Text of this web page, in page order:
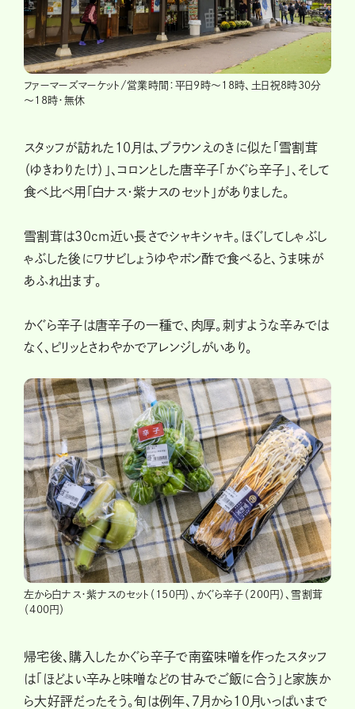
ファーマーズマーケット/営業時間：平日9時～18時、土日祝8時30分
～18時・無休
スタッフが訪れた10月は、ブラウンえのきに似た「雪割茸
（ゆきわりたけ）」、コロンとした唐辛子「かぐら辛子」、そして
食べ比べ用「白ナス・紫ナスのセット」がありました。
雪割茸は30cm近い長さでシャキシャキ。ほぐしてしゃぶし
ゃぶした後にワサビしょうゆやポン酢で食べると、うま味が
あふれ出ます。
かぐら辛子は唐辛子の一種で、肉厚。刺すような辛みでは
なく、ピリッとさわやかでアレンジしがいあり。
左から白ナス・紫ナスのセット（150円）、かぐら辛子（200円）、雪割茸
（400円）
帰宅後、購入したかぐら辛子で南蛮味噌を作ったスタッフ
は「ほどよい辛みと味噌などの甘みでご飯に合う」と家族か
ら大好評だったそう。旬は例年、7月から10月いっぱいまで